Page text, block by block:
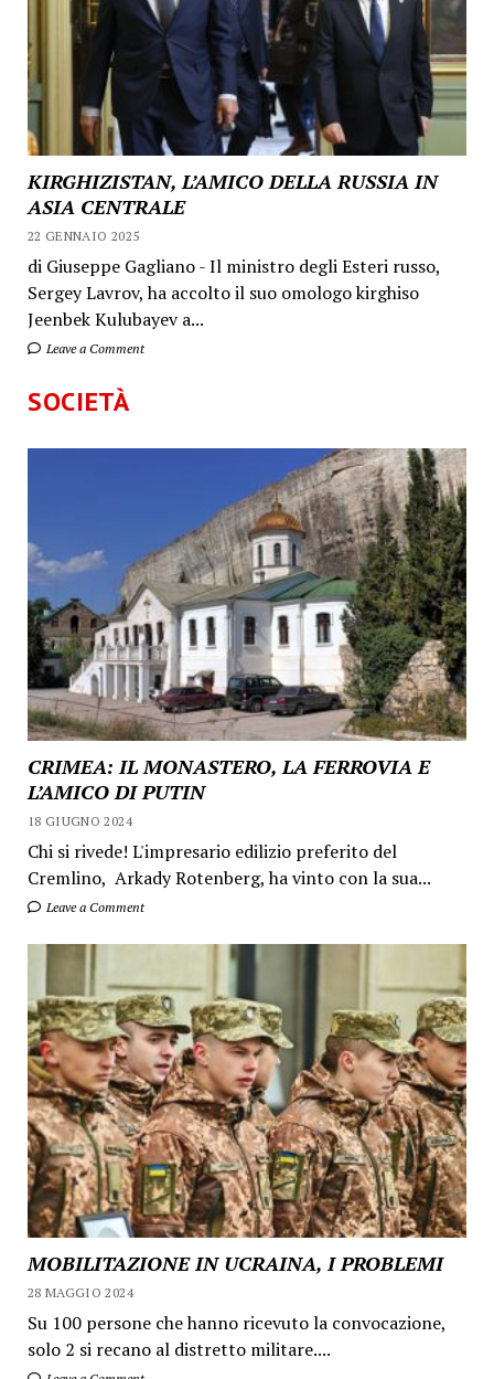
KIRGHIZISTAN, L’AMICO DELLA RUSSIA IN
ASIA CENTRALE
22 GENNAIO 2025
di Giuseppe Gagliano - Il ministro degli Esteri russo,
Sergey Lavrov, ha accolto il suo omologo kirghiso
Jeenbek Kulubayev a...
Leave a Comment
SOCIETÀ
CRIMEA: IL MONASTERO, LA FERROVIA E
L’AMICO DI PUTIN
18 GIUGNO 2024
Chi si rivede! L'impresario edilizio preferito del
Cremlino, Arkady Rotenberg, ha vinto con la sua...
Leave a Comment
MOBILITAZIONE IN UCRAINA, I PROBLEMI
28 MAGGIO 2024
Su 100 persone che hanno ricevuto la convocazione,
solo 2 si recano al distretto militare....